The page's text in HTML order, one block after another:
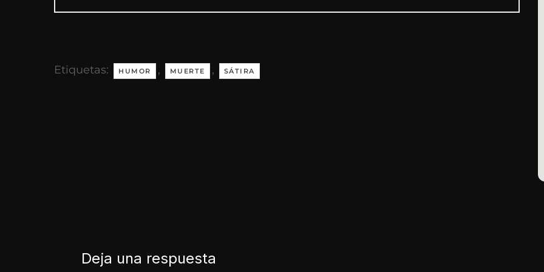
Etiquetas: HUMOR , MUERTE , SÁTIRA
Deja una respuesta